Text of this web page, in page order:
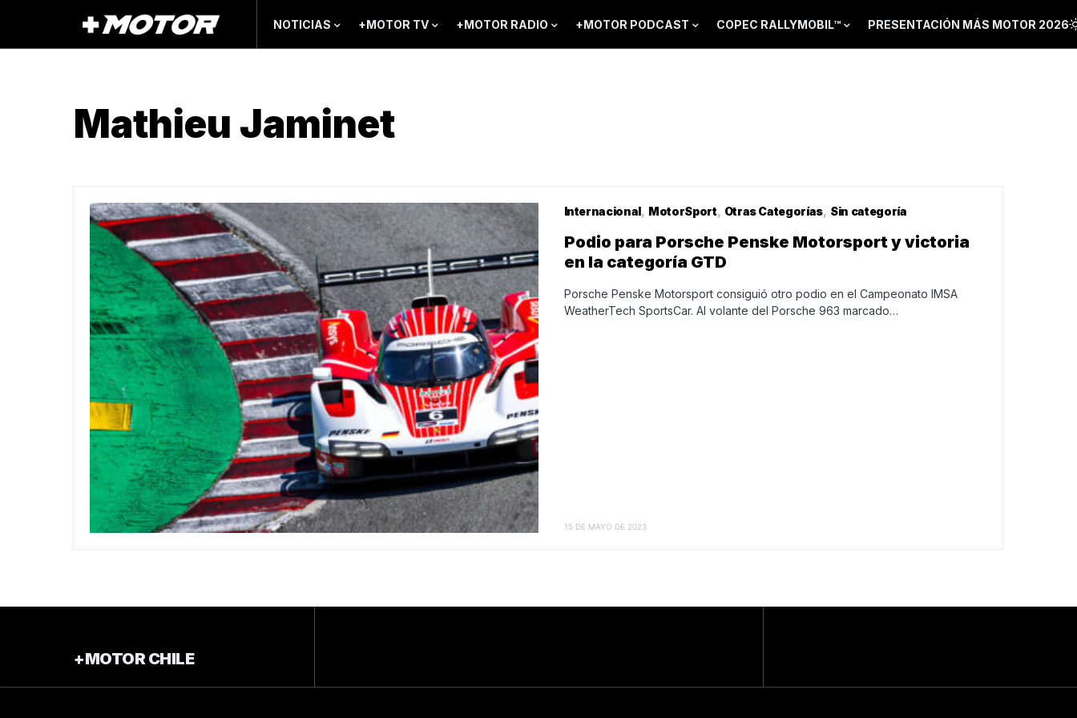
NOTICIAS +MOTOR TV +MOTOR RADIO +MOTOR PODCAST COPEC RALLYMOBIL™ PRESENTACIÓN MÁS MOTOR 2026
Mathieu Jaminet
Internacional MotorSport Otras Categorías Sin categoría
Podio para Porsche Penske Motorsport y victoria
en la categoría GTD
Porsche Penske Motorsport consiguió otro podio en el Campeonato IMSA
WeatherTech SportsCar. Al volante del Porsche 963 marcado…
15 DE MAYO DE 2023
+MOTOR CHILE